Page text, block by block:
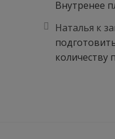
Внутренее
Наталья к
количеству